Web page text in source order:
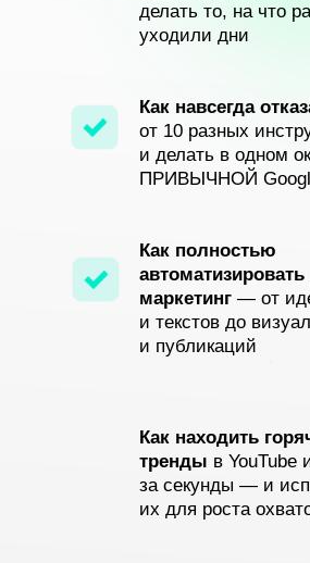
делать то, на что
уходили дни
Как навсегда
от 10 разных
и делать в одном
ПРИВЫЧНОЙ
Как полностью
автоматизировать
маркетинг — от
и текстов до
и публикаций
Как находить
тренды в YouTube
за секунды — и
их для роста